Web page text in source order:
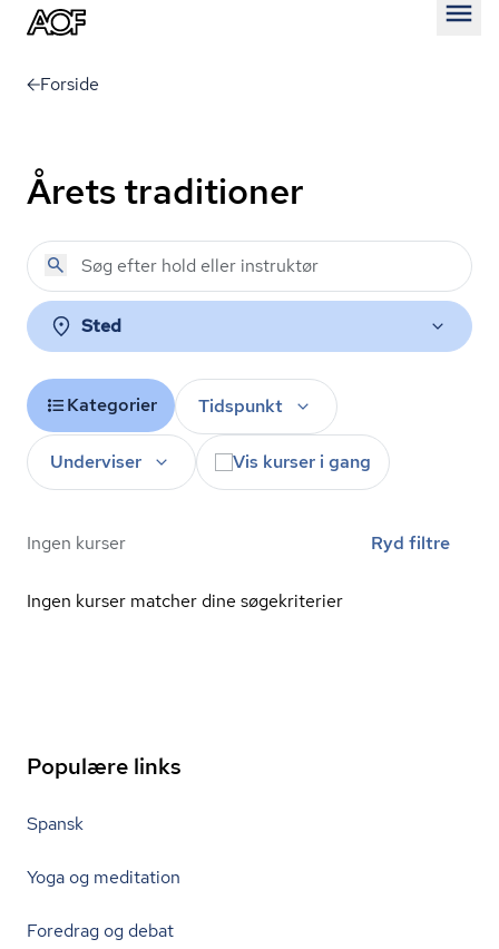
Forside
Årets traditioner
Sted
Kategorier Tidspunkt
Underviser Vis kurser i gang
Ingen kurser Ryd filtre
Ingen kurser matcher dine søgekriterier
Populære links
Spansk
Yoga og meditation
Foredrag og debat